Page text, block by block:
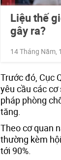
Liệu thế
gây ra?
14 Tháng Năm,
Trước đó, Cục
yêu cầu các
pháp phòng
tăng.
Theo cơ quan
thường kèm
tới 90%.